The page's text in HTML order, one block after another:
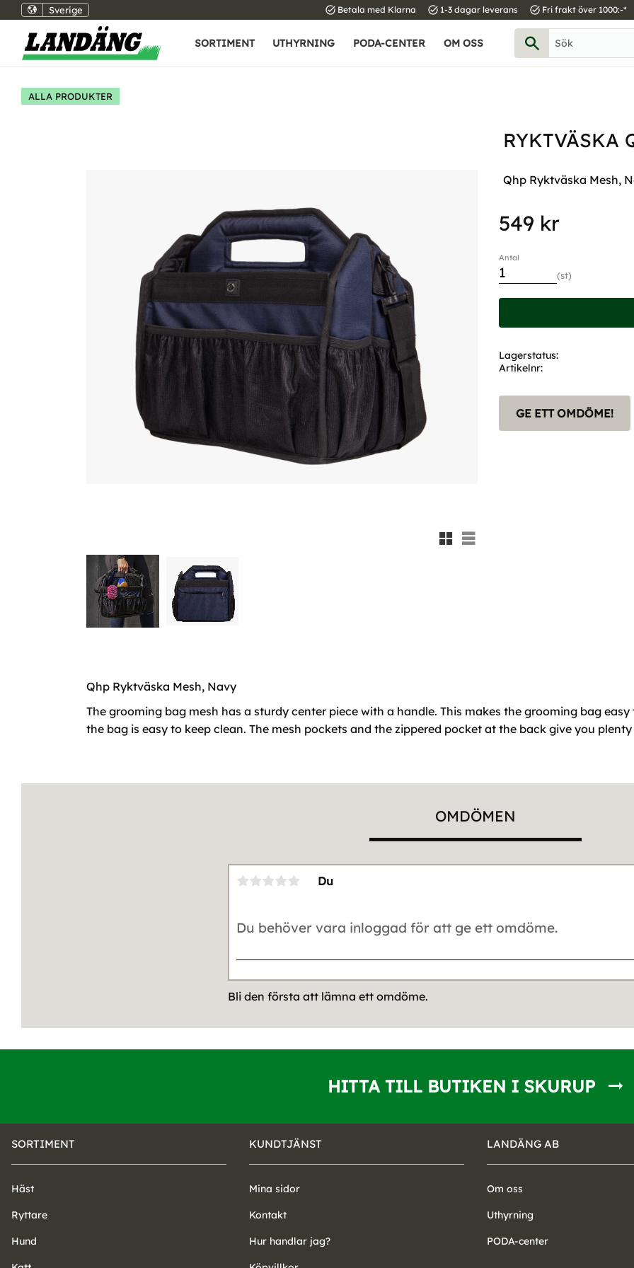
Sverige task_alt Betala med Klarna task_alt 1-3 dagar leverans task_alt Fri frakt över 1000:-*
SORTIMENT UTHYRNING PODA-CENTER OM OSS
ALLA PRODUKTER
RYKTVÄSKA
Qhp Ryktväska Mesh,
Rutnätsvy
Listvy
549 kr
Antal
st
Lagerstatus
Artikelnr
GE ETT OMDÖME!
Qhp Ryktväska Mesh, Navy
The grooming bag mesh has a sturdy center piece with a handle. This makes the grooming bag
the bag is easy to keep clean. The mesh pockets and the zippered pocket at the back give you
OMDÖMEN
Du
Bli den första att lämna ett omdöme.
HITTA TILL BUTIKEN I SKURUP
SORTIMENT
Häst
Ryttare
Hund
KUNDTJÄNST
Mina sidor
Kontakt
Hur handlar jag?
LANDÄNG AB
Om oss
Uthyrning
PODA-center